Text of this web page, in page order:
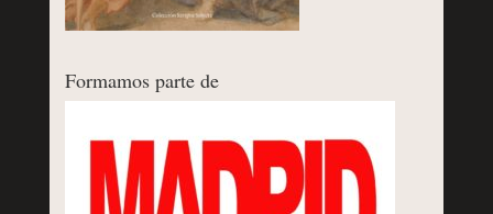
Formamos parte de